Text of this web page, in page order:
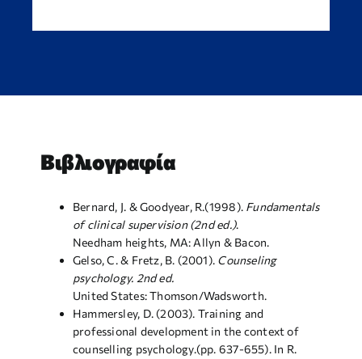
Βιβλιογραφία
Bernard, J. & Goodyear, R.(1998). Fundamentals
of clinical supervision (2nd ed.).
Needham heights, MA: Allyn & Bacon.
Gelso, C. & Fretz, B. (2001). Counseling
psychology. 2nd ed.
United States: Thomson/Wadsworth.
Hammersley, D. (2003). Training and
professional development in the context of
counselling psychology.(pp. 637-655). In R.